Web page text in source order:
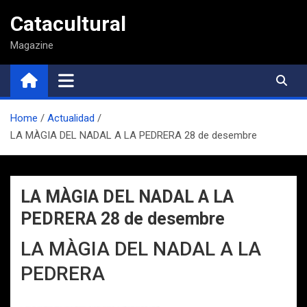
contenido
Catacultural
Magazine
Home
Actualidad
LA MÀGIA DEL NADAL A LA PEDRERA 28 de desembre
LA MÀGIA DEL NADAL A LA
PEDRERA 28 de desembre
LA MÀGIA DEL NADAL A LA
PEDRERA